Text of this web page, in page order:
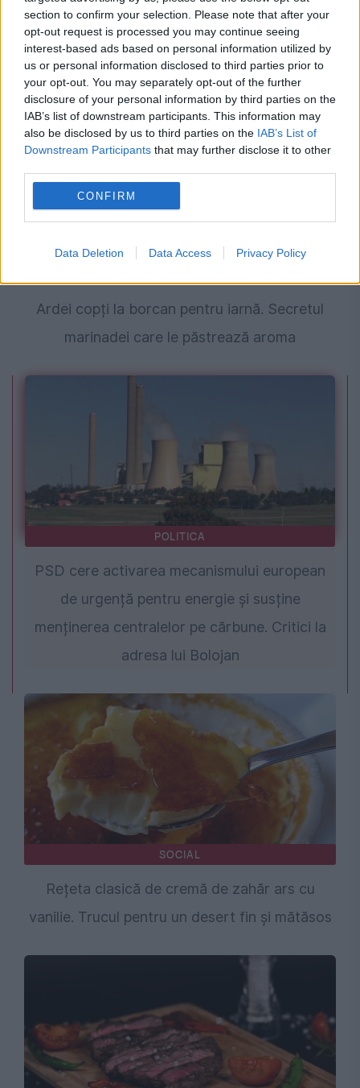
section to confirm your selection. Please note that after your
opt-out request is processed you may continue seeing
interest-based ads based on personal information utilized by
us or personal information disclosed to third parties prior to
your opt-out. You may separately opt-out of the further
disclosure of your personal information by third parties on the
IAB’s list of downstream participants. This information may
also be disclosed by us to third parties on the IAB’s List of
Downstream Participants that may further disclose it to other
CONFIRM
Data Deletion Data Access Privacy Policy
SOCIAL
Rețeta rapidă de prăjitură cu iaurt. Desertul
pufos care se prepară în doar zece minute
Ardei copți la borcan pentru iarnă. Secretul
marinadei care le păstrează aroma
POLITICA
PSD cere activarea mecanismului european
de urgență pentru energie și susține
menținerea centralelor pe cărbune. Critici la
adresa lui Bolojan
SOCIAL
Rețeta clasică de cremă de zahăr ars cu
vanilie. Trucul pentru un desert fin și mătăsos